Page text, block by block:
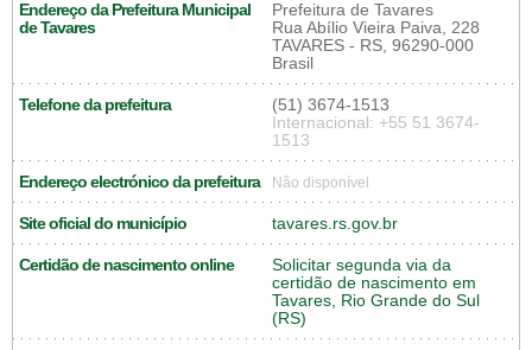
Endereço da Prefeitura Municipal
de Tavares
Prefeitura de Tavares
Rua Abílio Vieira Paiva, 228
TAVARES - RS, 96290-000
Brasil
Telefone da prefeitura
(51) 3674-1513
Internacional: +55 51 3674-
1513
Endereço electrónico da prefeitura Não disponível
Site oficial do município tavares.rs.gov.br
Certidão de nascimento online
Solicitar segunda via da
certidão de nascimento em
Tavares, Rio Grande do Sul
(RS)